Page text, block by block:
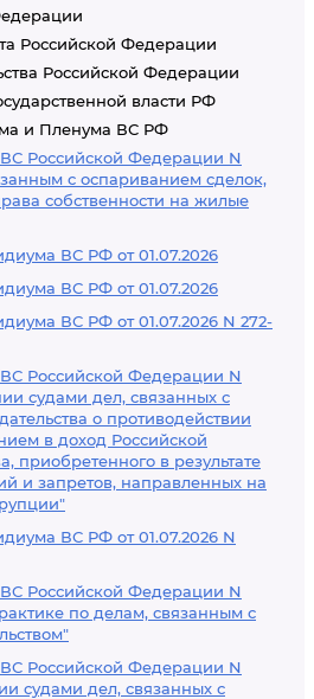
Российской Федерации
Российской Федерации
власти РФ
и Пленума ВС РФ
Российской Федерации N
с оспариванием сделок,
собственности на жилые
ВС РФ от 01.07.2026
ВС РФ от 01.07.2026
ВС РФ от 01.07.2026 N 272-
Российской Федерации N
судами дел, связанных с
о противодействии
в доход Российской
приобретенного в результате
и запретов, направленных на
ВС РФ от 01.07.2026 N
Российской Федерации N
по делам, связанным с
Российской Федерации N
судами дел, связанных с